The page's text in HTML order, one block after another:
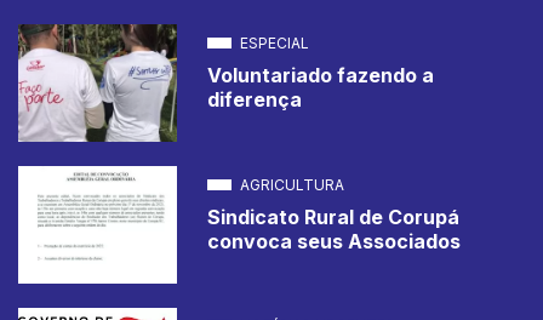
ESPECIAL
Voluntariado fazendo a
diferença
AGRICULTURA
Sindicato Rural de Corupá
convoca seus Associados